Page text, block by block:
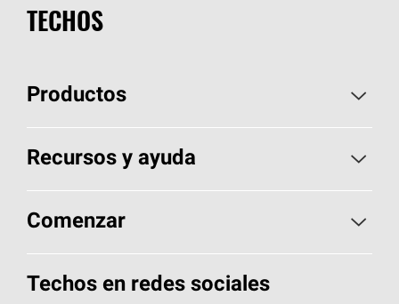
TECHOS
Productos
Elija sus tejas
Encuentre un contratista
Componentes para techos
Recursos y ayuda
Aspectos básicos sobre techos
Herramientas de diseño y color
Comenzar
Llame al 1-800-GET-PINK®
Techos en redes sociales